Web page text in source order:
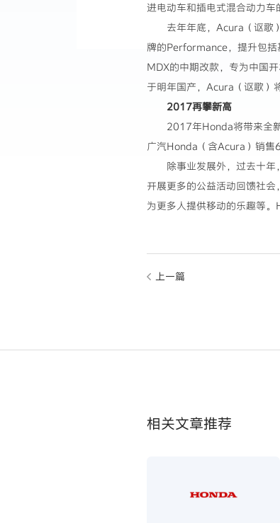
进电动车和插电式混合动力车
去年年底，Acura（讴歌
牌的Performance，提升包括
MDX的中期改款，专为中国
于明年国产，Acura（讴歌）
2017再攀新高
2017年Honda将带来全
广汽Honda（含Acura）销售
除事业发展外，过去十
开展更多的公益活动回馈社
为更多人提供移动的乐趣等。
上一篇
相关文章推荐